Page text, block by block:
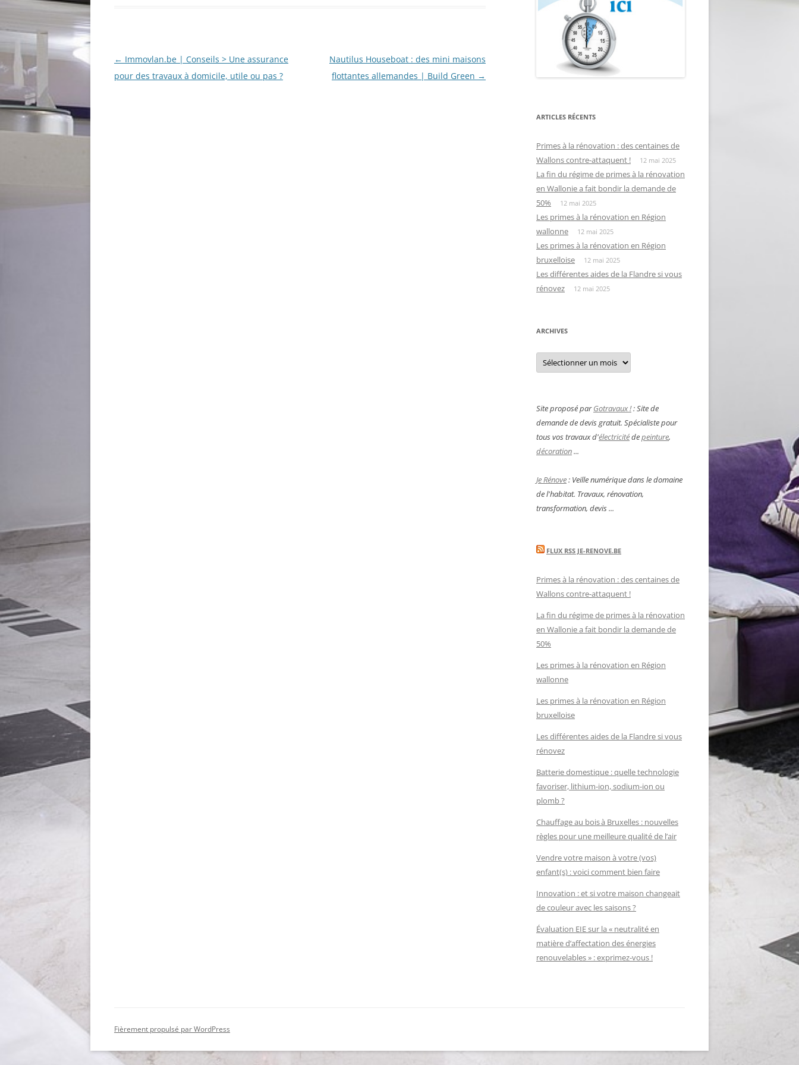
Navigation
des
← Immovlan.be | Conseils > Une assurance
pour des travaux à domicile, utile ou pas ?
Nautilus Houseboat : des mini maisons
flottantes allemandes | Build Green →
ARTICLES RÉCENTS
Primes à la rénovation : des centaines de
Wallons contre-attaquent !
12 mai 2025
La fin du régime de primes à la rénovation
en Wallonie a fait bondir la demande de
50%
12 mai 2025
Les primes à la rénovation en Région
wallonne
12 mai 2025
Les primes à la rénovation en Région
bruxelloise
12 mai 2025
Les différentes aides de la Flandre si vous
rénovez
12 mai 2025
ARCHIVES
Archives
Site proposé parGotravaux !: Site de
demande de devis gratuit. Spécialiste pour
tous vos travaux d'électricitédepeinture,
décoration...
Je Rénove: Veille numérique dans le domaine
de l'habitat. Travaux, rénovation,
transformation, devis ...
FLUX RSS JE-RENOVE.BE
Primes à la rénovation : des centaines de
Wallons contre-attaquent !
La fin du régime de primes à la rénovation
en Wallonie a fait bondir la demande de
50%
Les primes à la rénovation en Région
wallonne
Les primes à la rénovation en Région
bruxelloise
Les différentes aides de la Flandre si vous
rénovez
Batterie domestique : quelle technologie
favoriser, lithium-ion, sodium-ion ou
plomb ?
Chauffage au bois à Bruxelles : nouvelles
règles pour une meilleure qualité de l’air
Vendre votre maison à votre (vos)
enfant(s) : voici comment bien faire
Innovation : et si votre maison changeait
de couleur avec les saisons ?
Évaluation EIE sur la « neutralité en
matière d’affectation des énergies
renouvelables » : exprimez-vous !
Fièrement propulsé par WordPress